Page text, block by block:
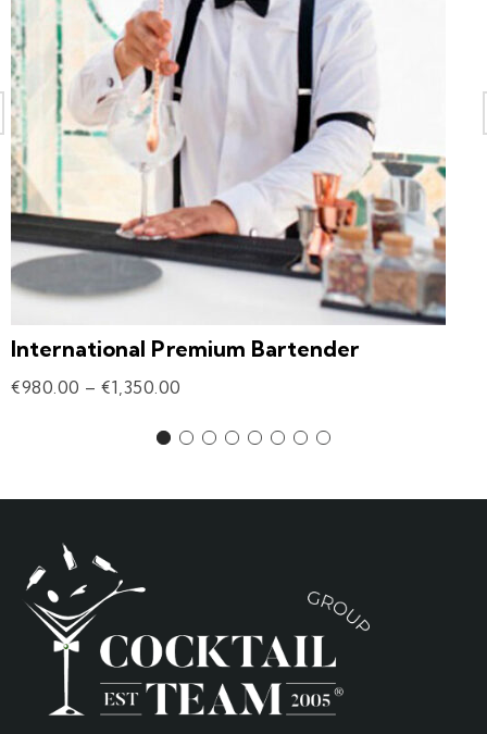
International Premium Bartender
€980.00 – €1,350.00